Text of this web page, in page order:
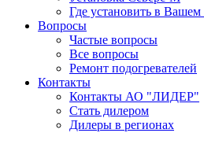
Где установить в Вашем
Вопросы
Частые вопросы
Все вопросы
Ремонт подогревателей
Контакты
Контакты АО "ЛИДЕР"
Стать дилером
Дилеры в регионах